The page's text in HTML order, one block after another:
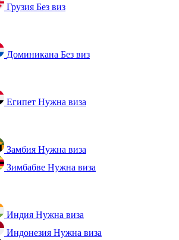
Грузия Без виз
Доминикана Без виз
Египет Нужна виза
Замбия Нужна виза
Зимбабве Нужна виза
Индия Нужна виза
Индонезия Нужна виза